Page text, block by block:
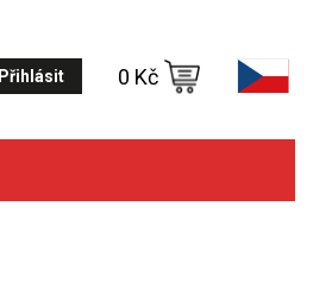
Přihlásit 0 Kč